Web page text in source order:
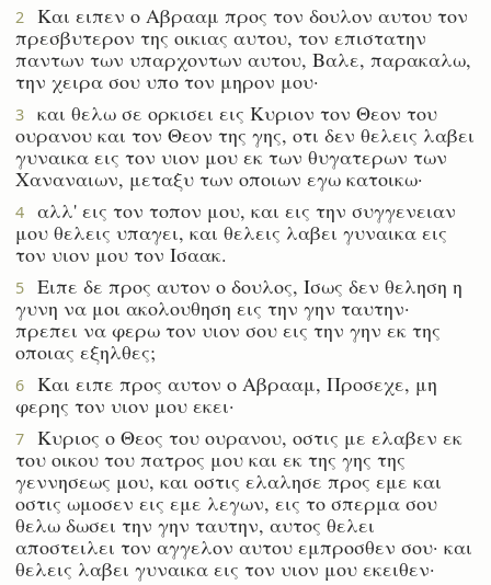
2
Και ειπεν ο Αβρααμ προς τον δουλον αυτου τον
πρεσβυτερον της οικιας αυτου, τον επιστατην
παντων των υπαρχοντων αυτου, Βαλε, παρακαλω,
την χειρα σου υπο τον μηρον μου·
3
και θελω σε ορκισει εις Κυριον τον Θεον του
ουρανου και τον Θεον της γης, οτι δεν θελεις λαβει
γυναικα εις τον υιον μου εκ των θυγατερων των
Χαναναιων, μεταξυ των οποιων εγω κατοικω·
4
αλλ' εις τον τοπον μου, και εις την συγγενειαν
μου θελεις υπαγει, και θελεις λαβει γυναικα εις
τον υιον μου τον Ισαακ.
5
Ειπε δε προς αυτον ο δουλος, Ισως δεν θεληση η
γυνη να μοι ακολουθηση εις την γην ταυτην·
πρεπει να φερω τον υιον σου εις την γην εκ της
οποιας εξηλθες;
6
Και ειπε προς αυτον ο Αβρααμ, Προσεχε, μη
φερης τον υιον μου εκει·
7
Κυριος ο Θεος του ουρανου, οστις με ελαβεν εκ
του οικου του πατρος μου και εκ της γης της
γεννησεως μου, και οστις ελαλησε προς εμε και
οστις ωμοσεν εις εμε λεγων, εις το σπερμα σου
θελω δωσει την γην ταυτην, αυτος θελει
αποστειλει τον αγγελον αυτου εμπροσθεν σου· και
θελεις λαβει γυναικα εις τον υιον μου εκειθεν·